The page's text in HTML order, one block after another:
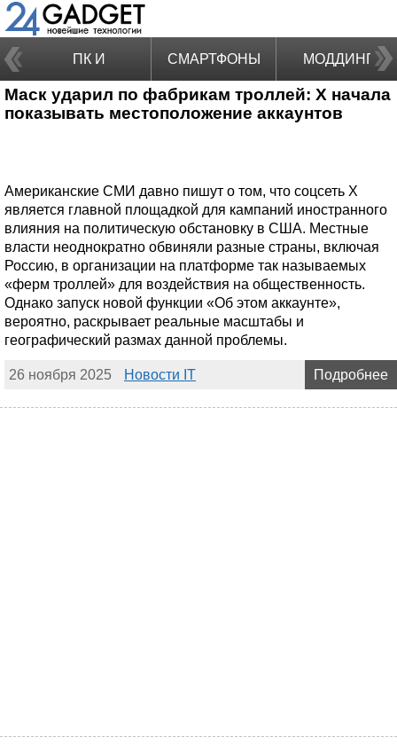
ПК И
НОУТБУКИ
СМАРТФОНЫ МОДДИНГ
Маск ударил по фабрикам троллей: X начала
показывать местоположение аккаунтов
Американские СМИ давно пишут о том, что соцсеть X
является главной площадкой для кампаний иностранного
влияния на политическую обстановку в США. Местные
власти неоднократно обвиняли разные страны, включая
Россию, в организации на платформе так называемых
«ферм троллей» для воздействия на общественность.
Однако запуск новой функции «Об этом аккаунте»,
вероятно, раскрывает реальные масштабы и
географический размах данной проблемы.
26 ноября 2025 Новости IT Подробнее